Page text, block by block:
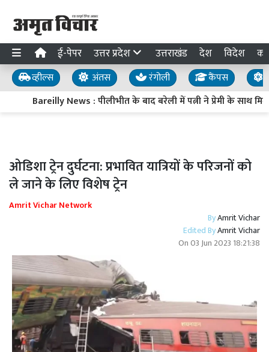
ई-पेपर उत्तर प्रदेश उत्तराखंड देश विदेश
व्हील्स अंतस रंगोली कैंपस
Bareilly News : पीलीभीत के बाद बरेली में पत्नी ने प्रेमी के साथ
ओडिशा ट्रेन दुर्घटना: प्रभावित यात्रियों के परिजनों को
ले जाने के लिए विशेष ट्रेन
Amrit Vichar Network
ByAmrit Vichar
Edited ByAmrit Vichar
On03 Jun 2023 18:21:38